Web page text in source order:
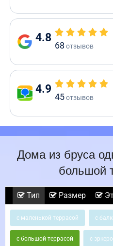
4.8
68 отзывов
4.9
45отзывов
Дома из бруса
большой
Тип Размер
с маленькой террасой с
с большой террасой с